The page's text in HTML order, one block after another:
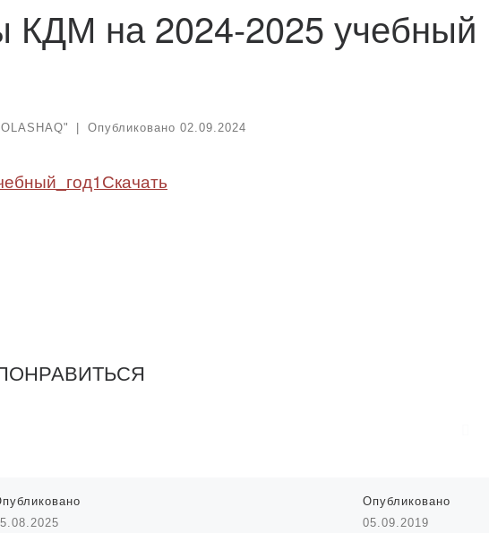
КДМ на 2024-2025 учебный
Опубликовано 02.09.2024
Скачать
Опубликовано
05.09.2019